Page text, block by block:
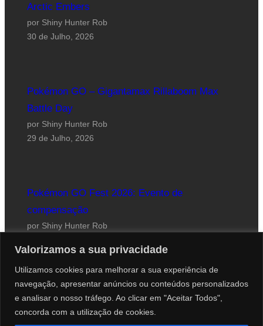
Valorizamos a sua privacidade
Utilizamos cookies para melhorar a sua experiência de
navegação, apresentar anúncios ou conteúdos personalizados
e analisar o nosso tráfego. Ao clicar em "Aceitar Todos",
concorda com a utilização de cookies.
Arctic Embers
por Shiny Hunter Rob
30 de Julho, 2026
Pokémon GO – Gigantamax Rillaboom Max
Battle Day
por Shiny Hunter Rob
29 de Julho, 2026
Pokémon GO Fest 2026: Evento de
compensação
por Shiny Hunter Rob
Website desenhado por Roberto Coutinho